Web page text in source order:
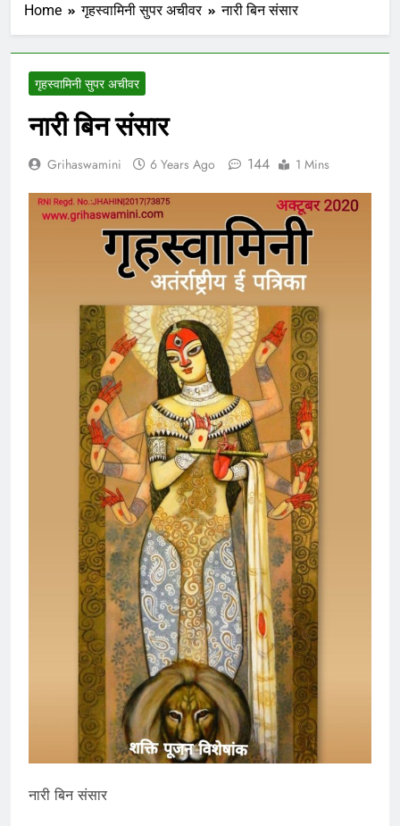
Home गृहस्वामिनी सुपर अचीवर नारी बिन संसार
गृहस्वामिनी सुपर अचीवर
नारी बिन संसार
Grihaswamini 6 Years Ago 144 1 Mins
नारी बिन संसार